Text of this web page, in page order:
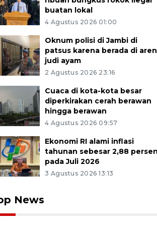
buatan lokal
4 Agustus 2026 01:00
Oknum polisi di Jambi di
patsus karena berada di
judi ayam
2 Agustus 2026 23:16
Cuaca di kota-kota besar
diperkirakan cerah berawan
hingga berawan
4 Agustus 2026 09:57
Ekonomi RI alami inflasi
tahunan sebesar 2,88 persen
pada Juli 2026
3 Agustus 2026 13:13
News